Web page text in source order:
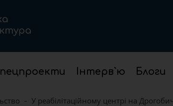
Інтерв`ю Блоги
У реабілітаційному центрі на